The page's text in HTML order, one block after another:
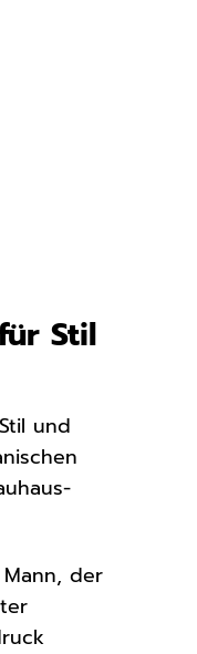
Stil
und
der